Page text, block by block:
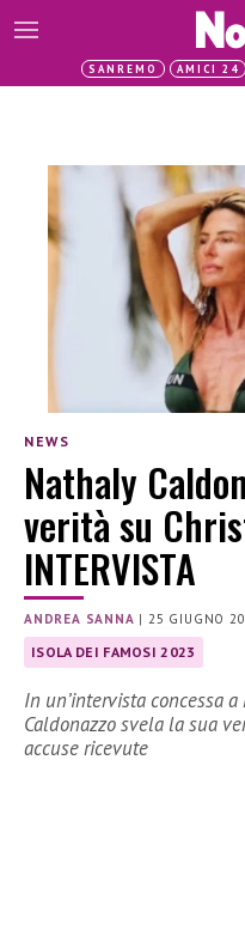
SANREMO AMICI 24
NEWS
Nathaly
verità su
INTERVISTA
ANDREA SANNA |25 GIUGNO
ISOLA DEI FAMOSI 2023
In un’intervista concessa
Caldonazzo svela la sua
accuse ricevute